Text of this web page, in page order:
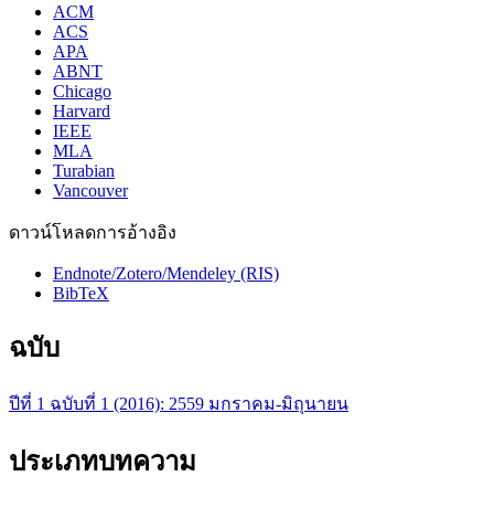
ACM
ACS
APA
ABNT
Chicago
Harvard
IEEE
MLA
Turabian
Vancouver
ดาวน์โหลดการอ้างอิง
Endnote/Zotero/Mendeley (RIS)
BibTeX
ฉบับ
ปีที่ 1 ฉบับที่ 1 (2016): 2559 มกราคม-มิถุนายน
ประเภทบทความ